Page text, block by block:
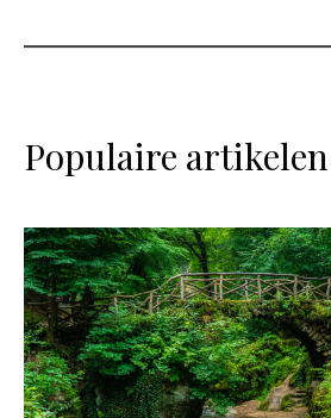
Populaire artikelen